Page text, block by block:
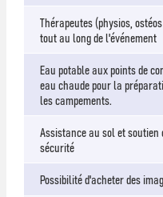
Thérapeutes (physios,
tout au long de l'événement
Eau potable aux points de
eau chaude pour la
les campements.
Assistance au sol et
sécurité
Possibilité d'acheter des